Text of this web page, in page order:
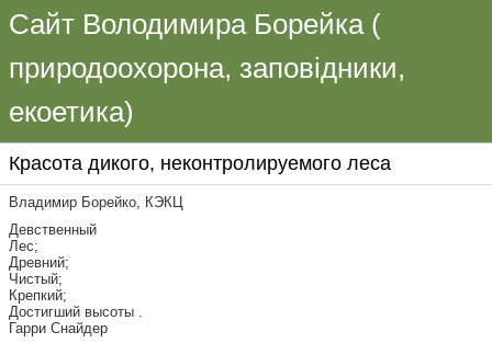
Сайт Володимира Борейка (
природоохорона, заповідники,
екоетика)
Красота дикого, неконтролируемого леса
Владимир Борейко, КЭКЦ
Девственный
Лес;
Древний;
Чистый;
Крепкий;
Достигший высоты .
Гарри Снайдер